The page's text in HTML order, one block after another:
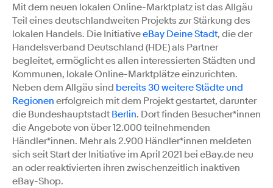
Mit dem neuen lokalen Online-Marktplatz ist das Allgäu
Teil eines deutschlandweiten Projekts zur Stärkung des
lokalen Handels. Die InitiativeeBay Deine Stadt, die der
Handelsverband Deutschland (HDE) als Partner
begleitet, ermöglicht es allen interessierten Städten und
Kommunen, lokale Online-Marktplätze einzurichten.
Neben dem Allgäu sind bereits 30 weitere Städte und
Regionen erfolgreich mit dem Projekt gestartet, darunter
die Bundeshauptstadt Berlin. Dort finden Besucher*innen
die Angebote von über 12.000 teilnehmenden
Händler*innen. Mehr als 2.900 Händler*innen meldeten
sich seit Start der Initiative im April 2021 bei eBay.de neu
an oder reaktivierten ihren zwischenzeitlich inaktiven
eBay-Shop.